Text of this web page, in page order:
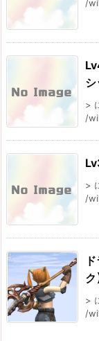
/
シ
>
/
>
/
ク
>
/